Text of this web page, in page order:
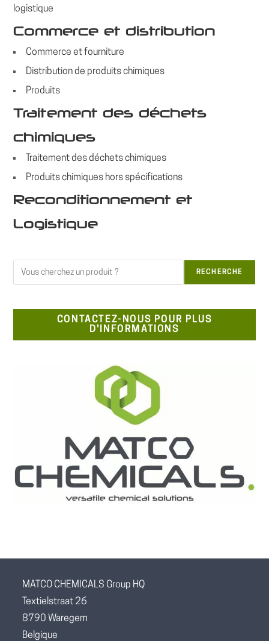
logistique
Commerce et distribution
Commerce et fourniture
Distribution de produits chimiques
Produits
Traitement des déchets
chimiques
Traitement des déchets chimiques
Produits chimiques hors spécifications
Reconditionnement et
Logistique
Rechercher
RECHERCHE
CONTACTEZ-NOUS POUR PLUS
D'INFORMATIONS
MATCO CHEMICALS Group HQ
Textielstraat 26
8790 Waregem
Belgique